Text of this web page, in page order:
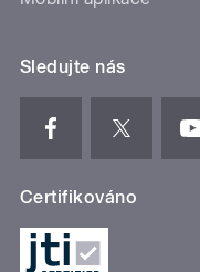
Sledujte nás
Certifikováno